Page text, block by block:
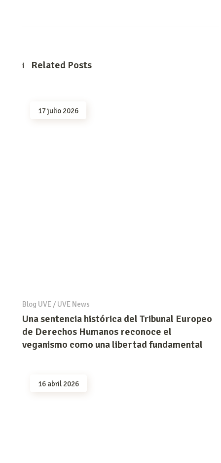
Related Posts
17 julio 2026
Blog UVE/ UVE News
Una sentencia histórica del Tribunal Europeo
de Derechos Humanos reconoce el
veganismo como una libertad fundamental
16 abril 2026